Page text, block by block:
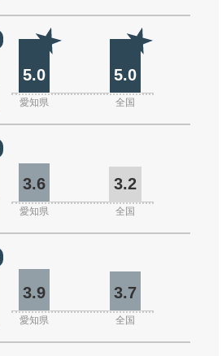
5.0 5.0
愛知県 全国
3.6 3.2
愛知県 全国
3.9 3.7
愛知県 全国